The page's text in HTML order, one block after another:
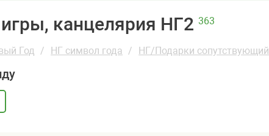
канцелярия НГ2 363
Год НГ символ года НГ/Подарки сопутствующий